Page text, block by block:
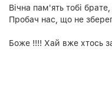
Вічна пам'ять тобі
Пробач нас, що не
Боже !!!! Хай вже хтось